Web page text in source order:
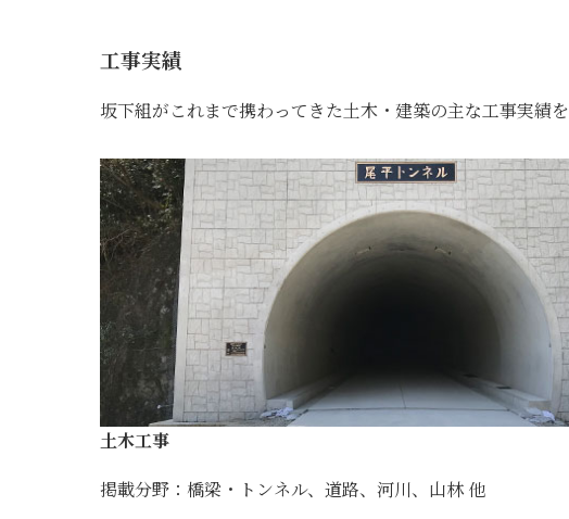
工事実績
坂下組がこれまで携わってきた土木・建築の主な工事実績を
土木工事
掲載分野：橋梁・トンネル、道路、河川、山林 他